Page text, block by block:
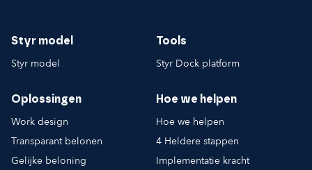
Styr model
Styr model
Tools
Styr Dock platform
Oplossingen
Work design
Transparant belonen
Gelijke beloning
Hoe we helpen
Hoe we helpen
4 Heldere stappen
Implementatie kracht